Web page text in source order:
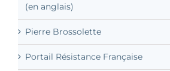
(en anglais)
Pierre Brossolette
Portail Résistance Française